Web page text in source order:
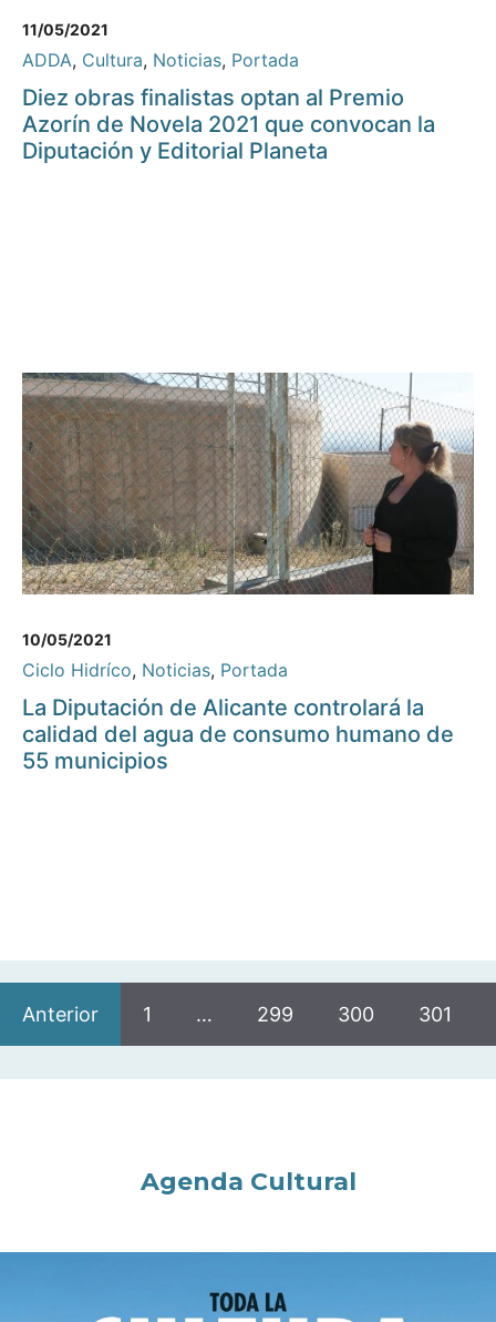
11/05/2021
ADDA, Cultura, Noticias, Portada
Diez obras finalistas optan al Premio
Azorín de Novela 2021 que convocan la
Diputación y Editorial Planeta
10/05/2021
Ciclo Hidríco, Noticias, Portada
La Diputación de Alicante controlará la
calidad del agua de consumo humano de
55 municipios
Anterior 1 … 299 300 301
Agenda Cultural